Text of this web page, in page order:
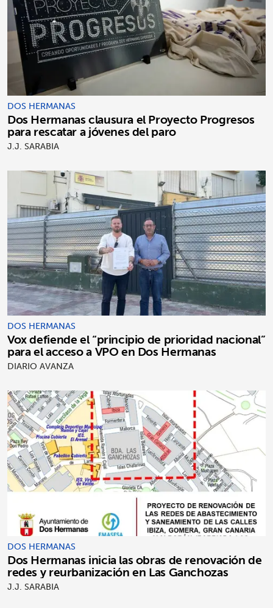
DOS HERMANAS
Dos Hermanas clausura el Proyecto Progresos
para rescatar a jóvenes del paro
J.J. SARABIA
DOS HERMANAS
Vox defiende el “principio de prioridad nacional”
para el acceso a VPO en Dos Hermanas
DIARIO AVANZA
DOS HERMANAS
Dos Hermanas inicia las obras de renovación de
redes y reurbanización en Las Ganchozas
J.J. SARABIA